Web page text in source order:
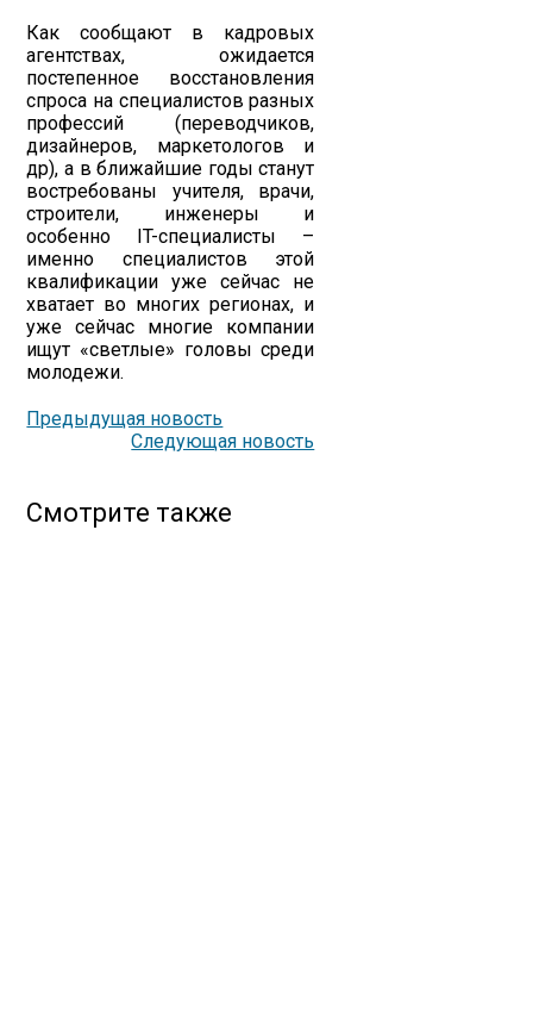
Как сообщают в кадровых
агентствах, ожидается
постепенное восстановления
спроса на специалистов разных
профессий (переводчиков,
дизайнеров, маркетологов и
др), а в ближайшие годы станут
востребованы учителя, врачи,
строители, инженеры и
особенно IT-специалисты –
именно специалистов этой
квалификации уже сейчас не
хватает во многих регионах, и
уже сейчас многие компании
ищут «светлые» головы среди
молодежи.
Предыдущая новость
Следующая новость
Смотрите также